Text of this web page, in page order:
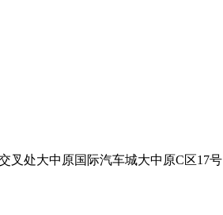
叉处大中原国际汽车城大中原C区17号